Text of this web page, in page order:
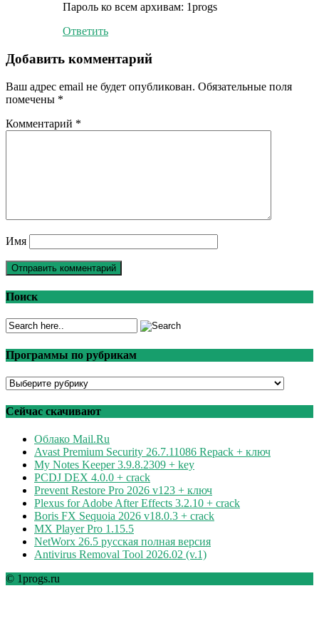
Пароль ко всем архивам: 1progs
Ответить
Добавить комментарий
Ваш адрес email не будет опубликован. Обязательные поля
помечены *
Комментарий *
Имя
Поиск
Программы по рубрикам
Программы
рубрикам
Сейчас скачивают
Облако Mail.Ru
Avast Premium Security 26.7.11086 Repack + ключ
My Notes Keeper 3.9.8.2309 + key
PCDJ DEX 4.0.0 + crack
Prevent Restore Pro 2026 v123 + ключ
Plexus for Adobe After Effects 3.2.10 + crack
Boris FX Sequoia 2026 v18.0.3 + crack
MX Player Pro 1.15.5
NetWorx 26.5 русская полная версия
Antivirus Removal Tool 2026.02 (v.1)
© 1progs.ru